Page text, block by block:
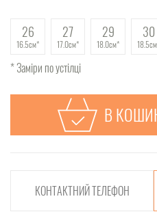
26
16.5см
27
17.0см
29
18.0см
30
18.5см
* Заміри по устілці
В